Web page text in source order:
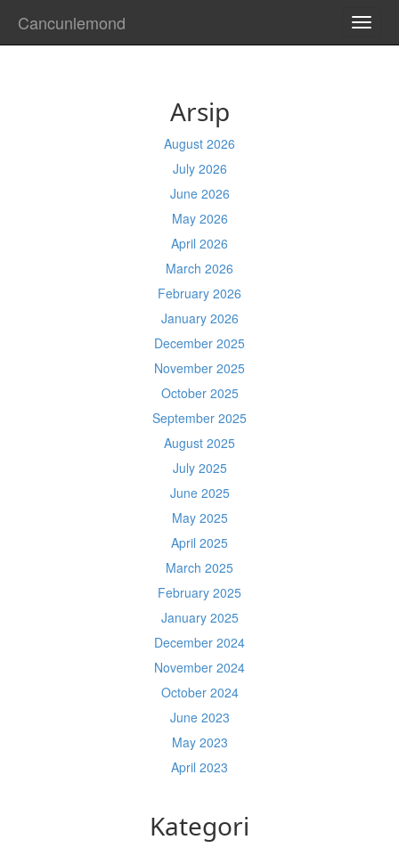
Cancunlemond
Arsip
August 2026
July 2026
June 2026
May 2026
April 2026
March 2026
February 2026
January 2026
December 2025
November 2025
October 2025
September 2025
August 2025
July 2025
June 2025
May 2025
April 2025
March 2025
February 2025
January 2025
December 2024
November 2024
October 2024
June 2023
May 2023
April 2023
Kategori